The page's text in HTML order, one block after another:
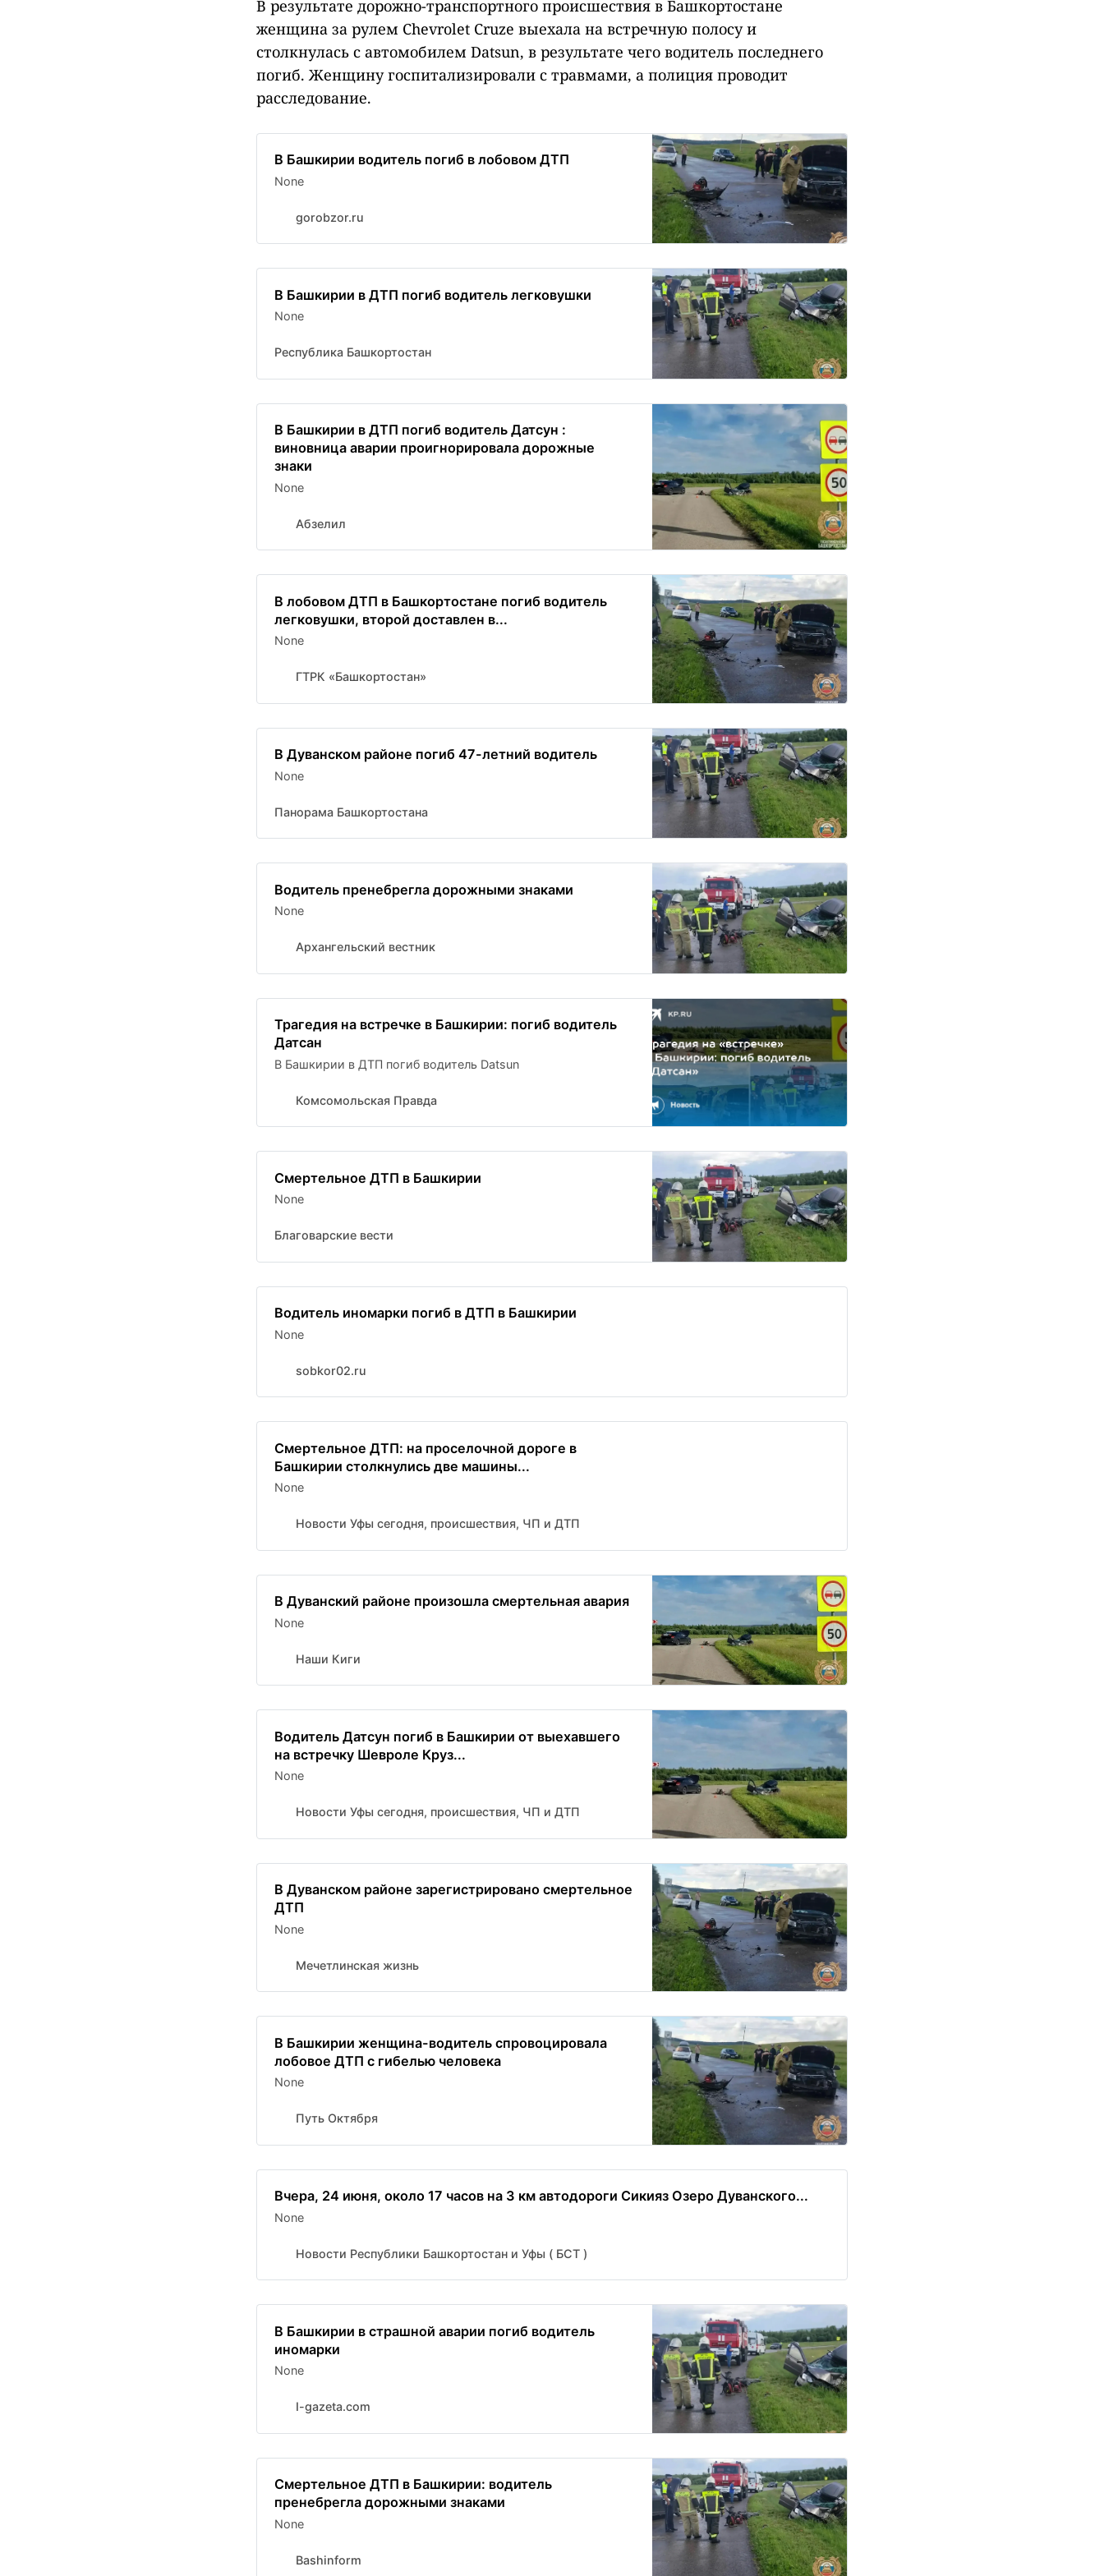
В результате дорожно-транспортного происшествия в Башкортостане
женщина за рулем Chevrolet Cruze выехала на встречную полосу и
столкнулась с автомобилем Datsun, в результате чего водитель последнего
погиб. Женщину госпитализировали с травмами, а полиция проводит
расследование.
В Башкирии водитель погиб в лобовом ДТП
None
gorobzor.ru
В Башкирии в ДТП погиб водитель легковушки
None
Республика Башкортостан
В Башкирии в ДТП погиб водитель Датсун :
виновница аварии проигнорировала дорожные
знаки
None
Абзелил
В лобовом ДТП в Башкортостане погиб водитель
легковушки, второй доставлен в...
None
ГТРК «Башкортостан»
В Дуванском районе погиб 47-летний водитель
None
Панорама Башкортостана
Водитель пренебрегла дорожными знаками
None
Архангельский вестник
Трагедия на встречке в Башкирии: погиб водитель
Датсан
В Башкирии в ДТП погиб водитель Datsun
Комсомольская Правда
Смертельное ДТП в Башкирии
None
Благоварские вести
Водитель иномарки погиб в ДТП в Башкирии
None
sobkor02.ru
Смертельное ДТП: на проселочной дороге в
Башкирии столкнулись две машины...
None
Новости Уфы сегодня, происшествия, ЧП и ДТП
В Дуванский районе произошла смертельная авария
None
Наши Киги
Водитель Датсун погиб в Башкирии от выехавшего
на встречку Шевроле Круз...
None
Новости Уфы сегодня, происшествия, ЧП и ДТП
В Дуванском районе зарегистрировано смертельное
ДТП
None
Мечетлинская жизнь
В Башкирии женщина-водитель спровоцировала
лобовое ДТП с гибелью человека
None
Путь Октября
Вчера, 24 июня, около 17 часов на 3 км автодороги Сикияз Озеро Дуванского...
None
Новости Республики Башкортостан и Уфы ( БСТ )
В Башкирии в страшной аварии погиб водитель
иномарки
None
I-gazeta.com
Смертельное ДТП в Башкирии: водитель
пренебрегла дорожными знаками
None
Bashinform